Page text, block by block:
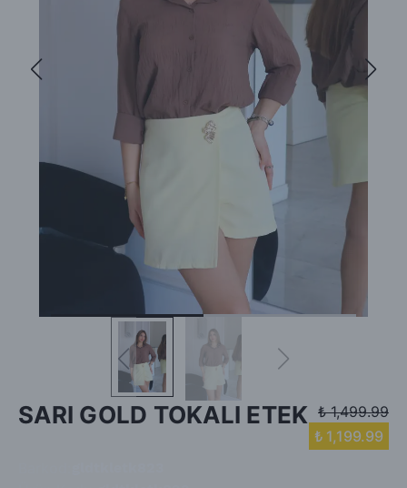
SARI GOLD TOKALI ETEK ₺ 1,499.99
₺ 1,199.99